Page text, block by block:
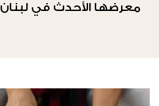
معرضها الأحدث في لبنان